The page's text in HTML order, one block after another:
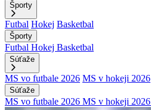
Športy
Futbal Hokej Basketbal
Športy
Futbal Hokej Basketbal
Súťaže
MS vo futbale 2026 MS v hokeji 2026
Súťaže
MS vo futbale 2026 MS v hokeji 2026